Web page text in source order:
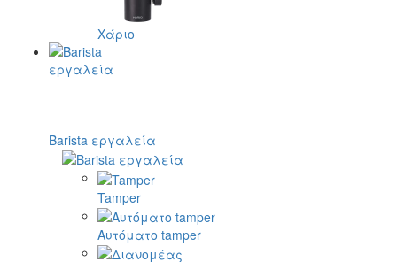
Χάριο
Barista εργαλεία
Tamper
Αυτόματο tamper